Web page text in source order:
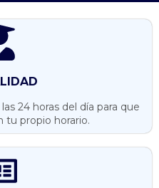
24 horas del día para que
tu propio horario.